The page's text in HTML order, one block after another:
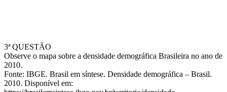
3ª QUESTÃO
Observe o mapa sobre a densidade demográfica Brasileira no ano de
2010.
Fonte: IBGE. Brasil em síntese. Densidade demográfica – Brasil.
2010. Disponível em: